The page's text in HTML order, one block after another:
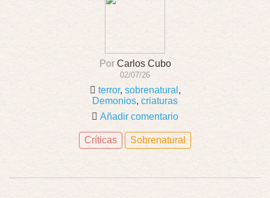
PorCarlos Cubo
02/07/26
terror, sobrenatural ,
Demonios, criaturas
Añadir comentario
Críticas Sobrenatural